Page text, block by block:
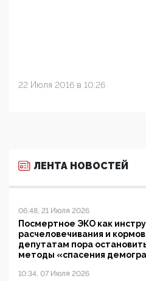
22 Июля 2016 в 10:26
ЛЕНТА НОВОСТЕЙ
06:48, 21 Июля 2026
Посмертное ЭКО как
расчеловечивания и
депутатам пора
методы «спасения
10:34, 07 Июля 2026